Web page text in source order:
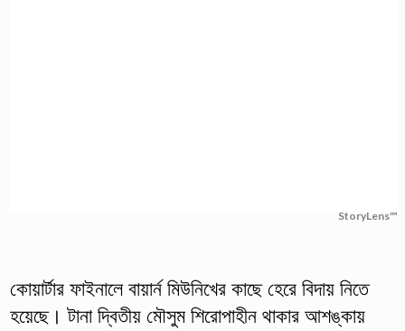
StoryLens™
কোয়ার্টার ফাইনালে বায়ার্ন মিউনিখের কাছে হেরে বিদায় নিতে
হয়েছে। টানা দ্বিতীয় মৌসুম শিরোপাহীন থাকার আশঙ্কায়